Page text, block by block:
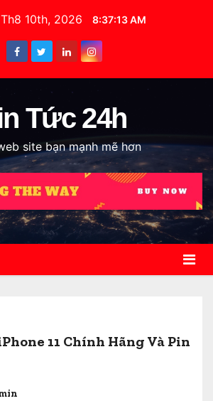
10th, 2026 8:37:14 AM
Tức 24h
site bạn mạnh mẽ hơn
11 Chính Hãng Và Pin